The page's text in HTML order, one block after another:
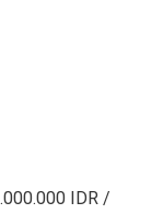
IDR /